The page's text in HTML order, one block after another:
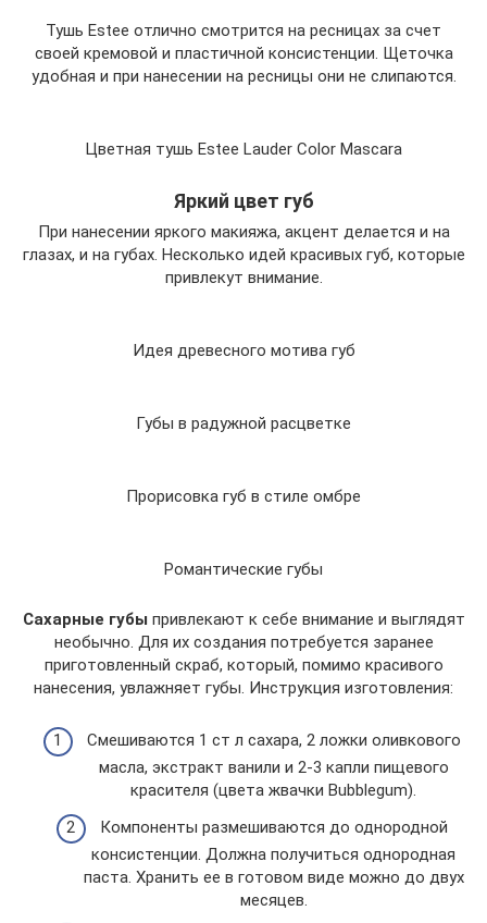
Тушь Estee отлично смотрится на ресницах за счет
своей кремовой и пластичной консистенции. Щеточка
удобная и при нанесении на ресницы они не слипаются.
Цветная тушь Estee Lauder Color Mascara
Яркий цвет губ
При нанесении яркого макияжа, акцент делается и на
глазах, и на губах. Несколько идей красивых губ, которые
привлекут внимание.
Идея древесного мотива губ
Губы в радужной расцветке
Прорисовка губ в стиле омбре
Романтические губы
Сахарные губы привлекают к себе внимание и выглядят
необычно. Для их создания потребуется заранее
приготовленный скраб, который, помимо красивого
нанесения, увлажняет губы. Инструкция изготовления:
Смешиваются 1 ст л сахара, 2 ложки оливкового
масла, экстракт ванили и 2-3 капли пищевого
красителя (цвета жвачки Bubblegum).
Компоненты размешиваются до однородной
консистенции. Должна получиться однородная
паста. Хранить ее в готовом виде можно до двух
месяцев.